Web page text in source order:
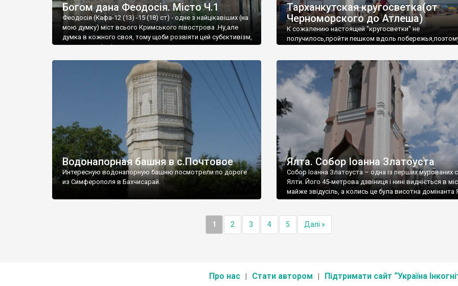
Богом дана Феодосія. Місто Ч.1
Феодосія (Кафа-12 (13) -15 (18) ст) - одне з найцікавіших (на
мою думку) міст всього Кримського півострова .Ну,але
думка в кожного своя, тому щоби розвіяти цей субєктивізм,
запрошую відвідати це
Тарханкутская кругосветка(от
Черноморского до Атлеша)
К сожалению настоящей "кругосветки" не
получилось,пройти пешком вдоль
Водонапорная башня в с.Почтовое
Интересную водонапорную башню посмотрели по дороге
из Симферополя в Бахчисарай.
Ялта. Собор Іоанна Златоуста
Собор Іоанна Златоуста – одна із перших мурованих
Ялти. Його 45-метрова дзвіниця і нині видніється в
майже звідусіль, а колись це була висотна домінанта
1 2 3 4 5 Далі »
Про нас Стати автором Підтримати сайт “Україна